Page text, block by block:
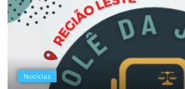
Notícias